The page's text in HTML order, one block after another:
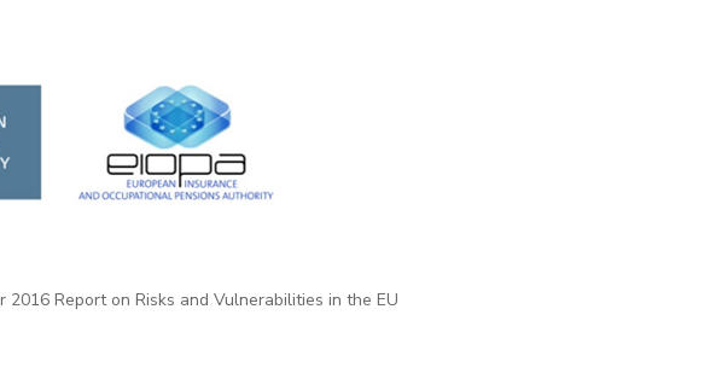
2016 Report on Risks and Vulnerabilities in the EU